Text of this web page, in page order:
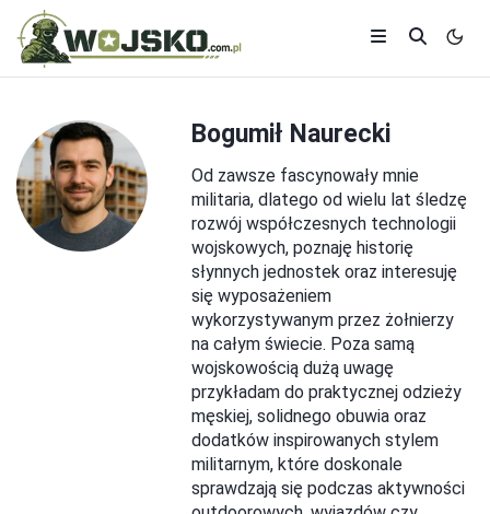
Bogumił Naurecki
Od zawsze fascynowały mnie
militaria, dlatego od wielu lat śledzę
rozwój współczesnych technologii
wojskowych, poznaję historię
słynnych jednostek oraz interesuję
się wyposażeniem
wykorzystywanym przez żołnierzy
na całym świecie. Poza samą
wojskowością dużą uwagę
przykładam do praktycznej odzieży
męskiej, solidnego obuwia oraz
dodatków inspirowanych stylem
militarnym, które doskonale
sprawdzają się podczas aktywności